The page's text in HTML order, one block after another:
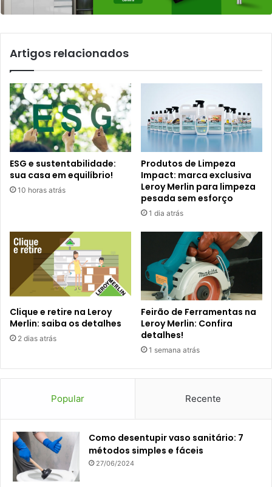
Artigos relacionados
ESG e sustentabilidade:
sua casa em equilíbrio!
10 horas atrás
Produtos de Limpeza
Impact: marca exclusiva
Leroy Merlin para limpeza
pesada sem esforço
1 dia atrás
Clique e retire na Leroy
Merlin: saiba os detalhes
2 dias atrás
Feirão de Ferramentas na
Leroy Merlin: Confira
detalhes!
1 semana atrás
Popular Recente
Como desentupir vaso sanitário: 7
métodos simples e fáceis
27/06/2024